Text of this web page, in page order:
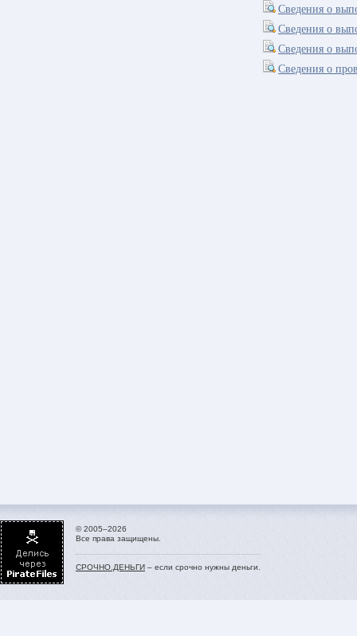
Сведения о
Сведения о
Сведения о
Сведения о
© 2005–2026
Все права защищены.
СРОЧНО.ДЕНЬГИ – если срочно нужны деньги.